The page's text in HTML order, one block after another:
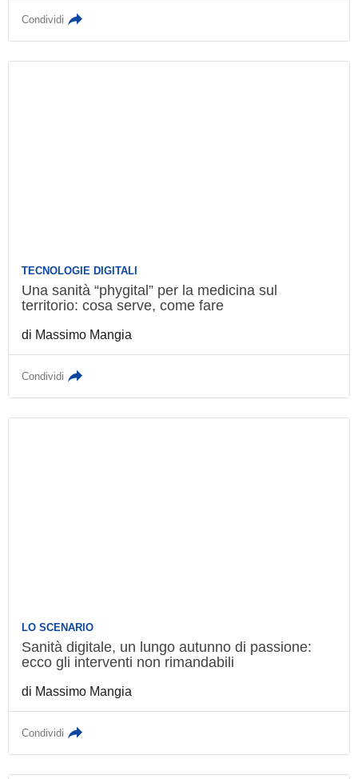
Condividi
TECNOLOGIE DIGITALI
Una sanità “phygital” per la medicina sul
territorio: cosa serve, come fare
di Massimo Mangia
Condividi
LO SCENARIO
Sanità digitale, un lungo autunno di passione:
ecco gli interventi non rimandabili
di Massimo Mangia
Condividi